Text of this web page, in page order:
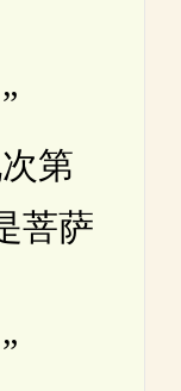
第
菩萨